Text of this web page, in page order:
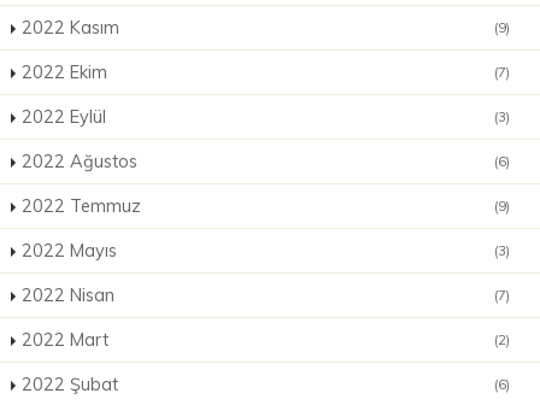
2022 Kasım (9)
2022 Ekim (7)
2022 Eylül (3)
2022 Ağustos (6)
2022 Temmuz (9)
2022 Mayıs (3)
2022 Nisan (7)
2022 Mart (2)
2022 Şubat (6)